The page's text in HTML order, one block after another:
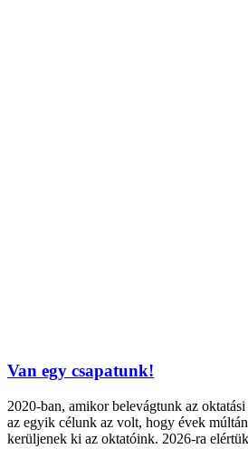
Van egy csapatunk!
2020-ban, amikor belevágtunk az
az egyik célunk az volt, hogy évek
kerüljenek ki az oktatóink. 2026-ra